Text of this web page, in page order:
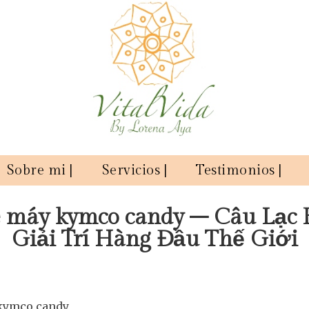
Sobre mi | Servicios | Testimonios |
máy kymco candy – Câu Lạc
Giải Trí Hàng Đầu Thế Giới
candy